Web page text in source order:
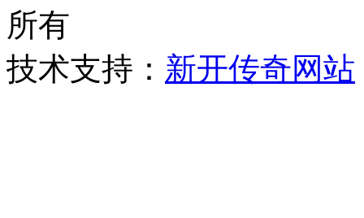
所有
技术支持： 新开传奇网站